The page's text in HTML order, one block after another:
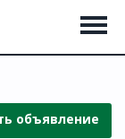
объявление